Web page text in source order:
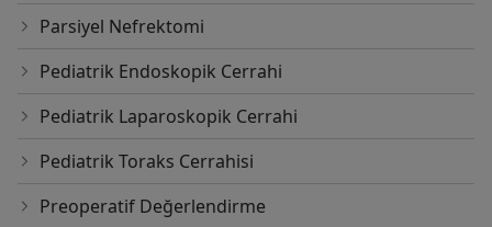
Parsiyel Nefrektomi
Pediatrik Endoskopik Cerrahi
Pediatrik Laparoskopik Cerrahi
Pediatrik Toraks Cerrahisi
Preoperatif Değerlendirme